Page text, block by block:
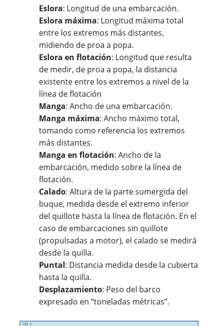
Eslora: Longitud de una embarcación.
Eslora máxima: Longitud máxima total
entre los extremos más distantes,
midiendo de proa a popa.
Eslora en flotación: Longitud que resulta
de medir, de proa a popa, la distancia
existente entre los extremos a nivel de la
línea de flotación
Manga: Ancho de una embarcación.
Manga máxima: Ancho máximo total,
tomando como referencia los extremos
más distantes.
Manga en flotación: Ancho de la
embarcación, medido sobre la línea de
flotación.
Calado: Altura de la parte sumergida del
buque, medida desde el extremo inferior
del quillote hasta la línea de flotación. En el
caso de embarcaciones sin quillote
(propulsadas a motor), el calado se medirá
desde la quilla.
Puntal: Distancia medida desde la cubierta
hasta la quilla.
Desplazamiento: Peso del barco
expresado en “toneladas métricas”.